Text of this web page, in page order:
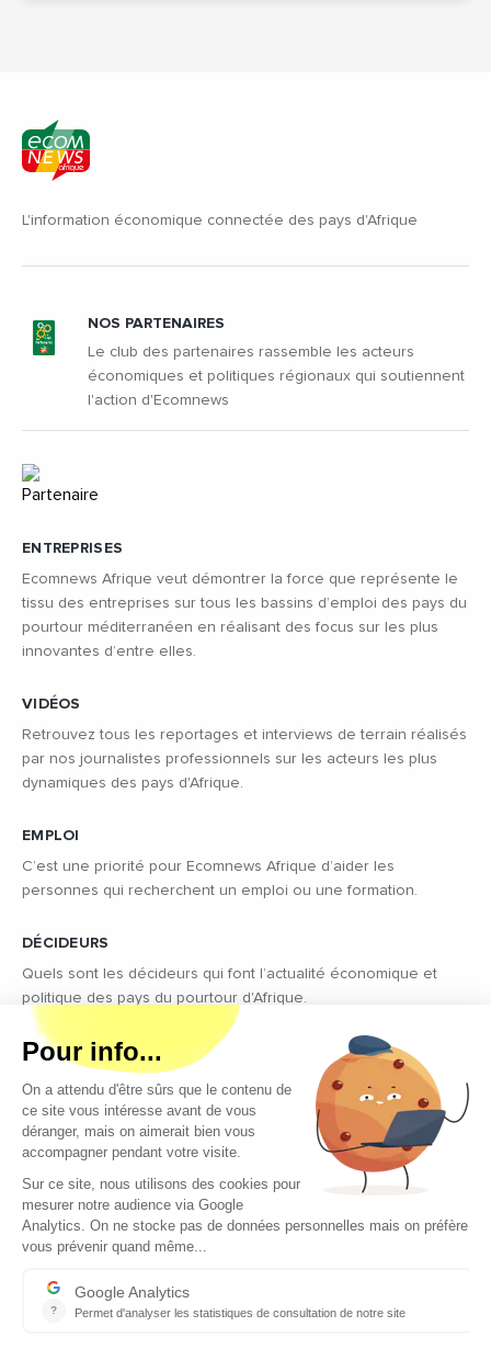
L'information économique connectée des pays d'Afrique
ENTREPRISES
Ecomnews Afrique veut démontrer la force que représente le
tissu des entreprises sur tous les bassins d’emploi des pays du
pourtour méditerranéen en réalisant des focus sur les plus
innovantes d’entre elles.
VIDÉOS
Retrouvez tous les reportages et interviews de terrain réalisés
par nos journalistes professionnels sur les acteurs les plus
dynamiques des pays d'Afrique.
EMPLOI
C’est une priorité pour Ecomnews Afrique d’aider les
personnes qui recherchent un emploi ou une formation.
DÉCIDEURS
Quels sont les décideurs qui font l’actualité économique et
politique des pays du pourtour d'Afrique.
NOS PARTENAIRES
Le club des partenaires rassemble les acteurs
économiques et politiques régionaux qui soutiennent
l'action d'Ecomnews
Copyright © 2026 - Tous droits réservés
Qui sommes-nous ?
Contact